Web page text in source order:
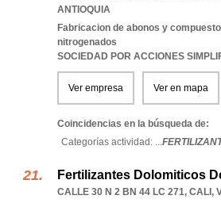
ANTIOQUIA
Fabricacion de abonos y
nitrogenados
SOCIEDAD POR ACCIONES
Ver empresa Ver en mapa
Coincidencias en la búsqueda de:
Categorías actividad: ...
Fertilizantes Dolomiticos
CALLE 30 N 2 BN 44 LC 271, CALI ,